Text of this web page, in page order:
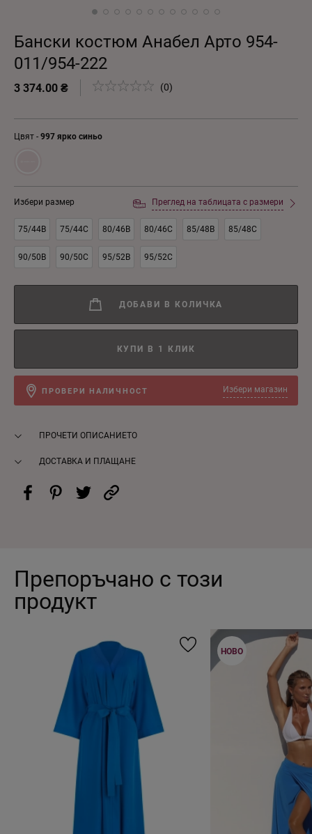
Бански костюм Анабел Арто 954-
011/954-222
3 374.00 ₴ (0)
Цвят - 997 ярко синьо
Избери размер Преглед на таблицата с размери
75/44B 75/44C 80/46B 80/46C 85/48B 85/48C
90/50B 90/50C 95/52B 95/52C
ДОБАВИ В КОЛИЧКА
КУПИ В 1 КЛИК
ПРОВЕРИ НАЛИЧНОСТ Избери магазин
ПРОЧЕТИ ОПИСАНИЕТО
ДОСТАВКА И ПЛАЩАНЕ
Препоръчано с този
продукт
НОВО